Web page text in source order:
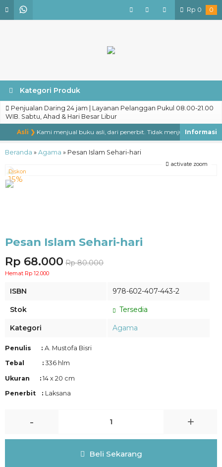
Rp 0 0
Kategori Produk
Penjualan Daring 24 jam | Layanan Pelanggan Pukul 08.00-21.00
WIB. Sabtu, Ahad & Hari Besar Libur
Asli ❯ Kami menjual buku asli, dari penerbit. Tidak menjual buku
Beranda » Agama » Pesan Islam Sehari-hari
activate zoom
Diskon
15%
Pesan Islam Sehari-hari
Rp 68.000 Rp 80.000
Hemat Rp 12.000
ISBN 978-602-407-443-2
Stok Tersedia
Kategori Agama
Penulis : A. Mustofa Bisri
Tebal :336 hlm
Ukuran : 14 x 20 cm
Penerbit : Laksana
- +
Beli Sekarang